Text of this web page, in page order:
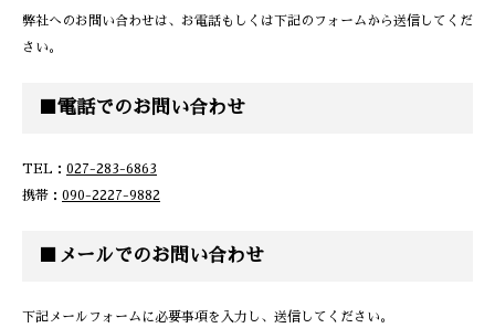
弊社へのお問い合わせは、お電話もしくは下記のフォームから送信してくだ
さい。
■電話でのお問い合わせ
TEL： 027-283-6863
携帯： 090-2227-9882
■メールでのお問い合わせ
下記メールフォームに必要事項を入力し、送信してください。